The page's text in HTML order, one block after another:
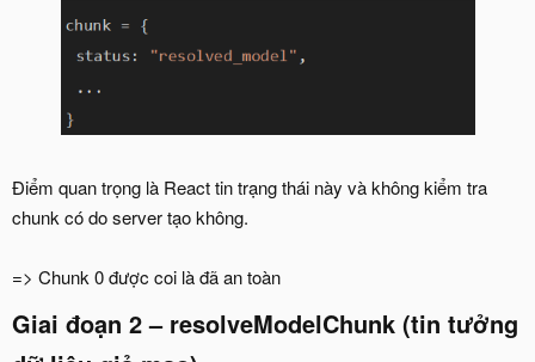
Điểm quan trọng là React tin trạng thái này và không kiểm tra
chunk có do server tạo không.
=> Chunk 0 được coi là đã an toàn
Giai đoạn 2 – resolveModelChunk (tin tưởng